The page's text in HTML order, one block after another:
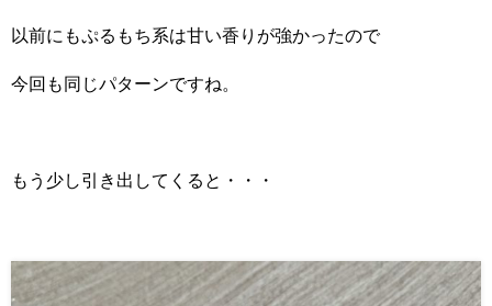
以前にもぷるもち系は甘い香りが強かったので
今回も同じパターンですね。
もう少し引き出してくると・・・